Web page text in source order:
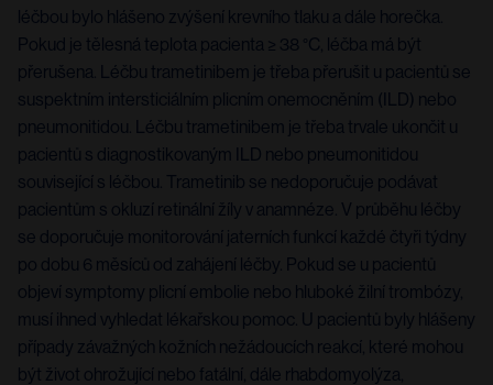
léčbou bylo hlášeno zvýšení krevního tlaku a dále horečka.
Pokud je tělesná teplota pacienta ≥ 38 °C, léčba má být
přerušena. Léčbu trametinibem je třeba přerušit u pacientů se
suspektním intersticiálním plicním onemocněním (ILD) nebo
pneumonitidou. Léčbu trametinibem je třeba trvale ukončit u
pacientů s diagnostikovaným ILD nebo pneumonitidou
související s léčbou. Trametinib se nedoporučuje podávat
pacientům s okluzí retinální žíly v anamnéze. V průběhu léčby
se doporučuje monitorování jaterních funkcí každé čtyři týdny
po dobu 6 měsíců od zahájení léčby. Pokud se u pacientů
objeví symptomy plicní embolie nebo hluboké žilní trombózy,
musí ihned vyhledat lékařskou pomoc. U pacientů byly hlášeny
případy závažných kožních nežádoucích reakcí, které mohou
být život ohrožující nebo fatální, dále rhabdomyolýza,